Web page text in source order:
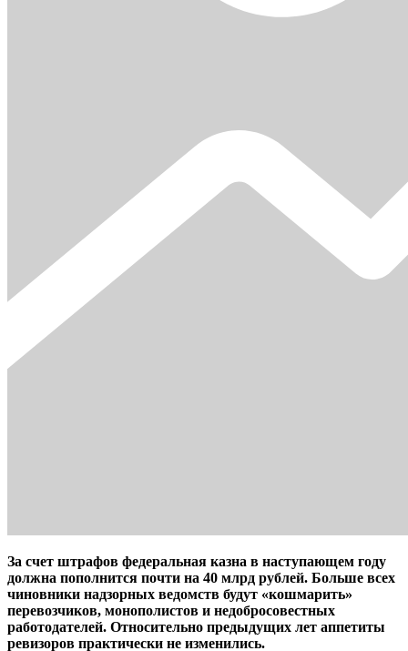
За счет штрафов федеральная казна в наступающем году
должна пополнится почти на 40 млрд рублей. Больше всех
чиновники надзорных ведомств будут «кошмарить»
перевозчиков, монополистов и недобросовестных
работодателей. Относительно предыдущих лет аппетиты
ревизоров практически не изменились.